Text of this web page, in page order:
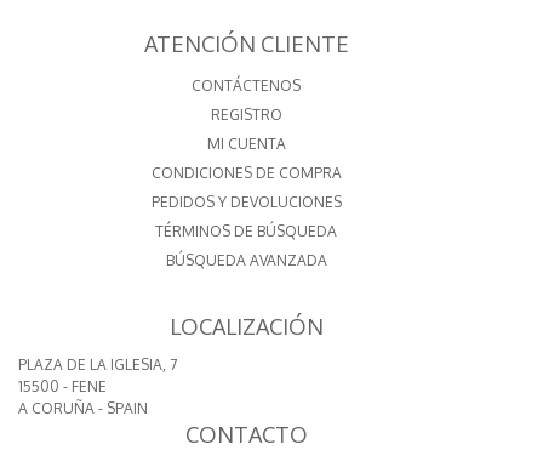
ATENCIÓN CLIENTE
CONTÁCTENOS
REGISTRO
MI CUENTA
CONDICIONES DE COMPRA
PEDIDOS Y DEVOLUCIONES
TÉRMINOS DE BÚSQUEDA
BÚSQUEDA AVANZADA
LOCALIZACIÓN
PLAZA DE LA IGLESIA, 7
15500 - FENE
A CORUÑA - SPAIN
CONTACTO